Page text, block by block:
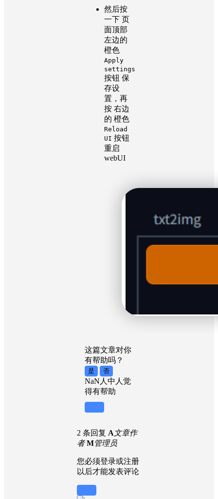
然后按
一下 页
面顶部
左边的
橙色
Apply
settings
按钮 保
存设
置，再
按 右边
的 橙色
Reload
UI 按钮
重启
webUI
这篇文章对你
有帮助吗？
是 否
NaN 人中 人觉
得有帮助
2 条回复 A文章作
者 M管理员
您必须登录或注册
以后才能发表评论